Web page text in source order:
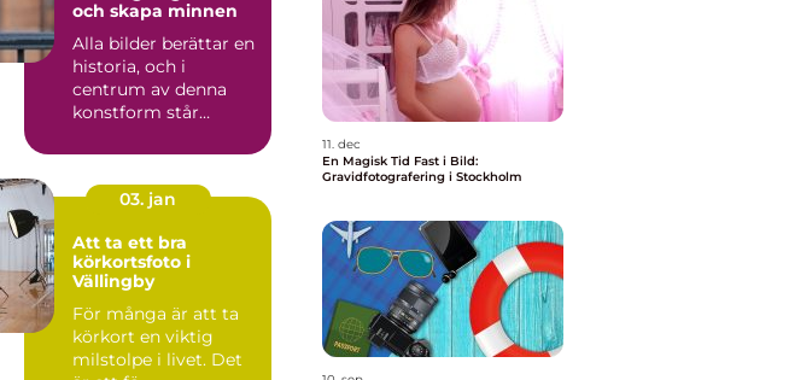
och skapa minnen
Alla bilder berättar en
historia, och i
centrum av denna
konstform står
03. jan
Att ta ett bra
körkortsfoto i
Vällingby
För många är att ta
körkort en viktig
milstolpe i livet. Det
11. dec
En Magisk Tid Fast i Bild:
Gravidfotografering i Stockholm